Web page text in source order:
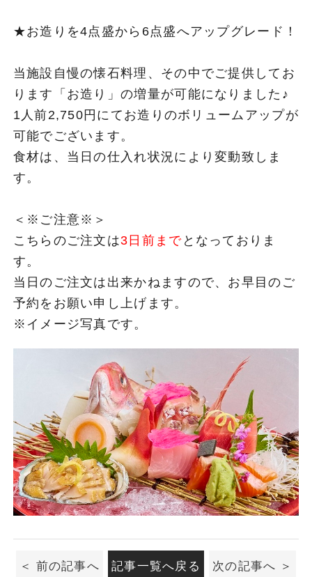
★お造りを4点盛から6点盛へアップグレード！
当施設自慢の懐石料理、その中でご提供してお
ります「お造り」の増量が可能になりました♪
1人前2,750円にてお造りのボリュームアップが
可能でございます。
食材は、当日の仕入れ状況により変動致しま
す。
＜※ご注意※＞
こちらのご注文は3日前まで となっておりま
す。
当日のご注文は出来かねますので、お早目のご
予約をお願い申し上げます。
※イメージ写真です。
前の記事へ 記事一覧へ戻る 次の記事へ